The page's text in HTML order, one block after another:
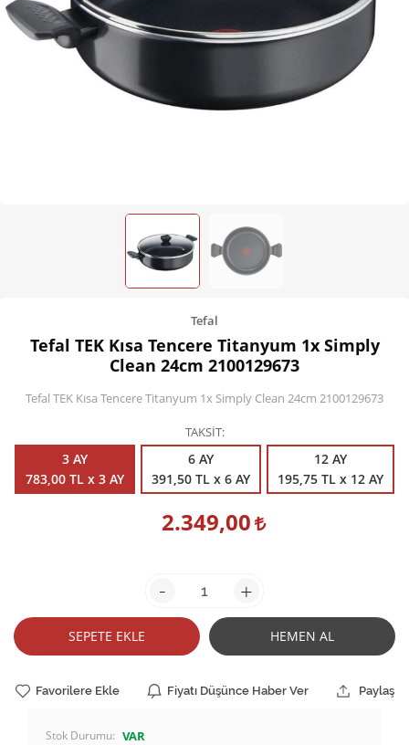
Ev Tekstili
Isıtma ve Soğutma
Tefal
Tefal TEK Kısa Tencere Titanyum 1x Simply
Clean 24cm 2100129673
Tefal TEK Kısa Tencere Titanyum 1x Simply Clean 24cm 2100129673
TAKSİT
3 AY
783,00 TL x 3 AY
6 AY
391,50 TL x 6 AY
12 AY
195,75 TL x 12 AY
2.349,00
- +
SEPETE EKLE HEMEN AL
Favorilere Ekle Fiyatı Düşünce Haber Ver Paylaş
Stok Durumu: VAR